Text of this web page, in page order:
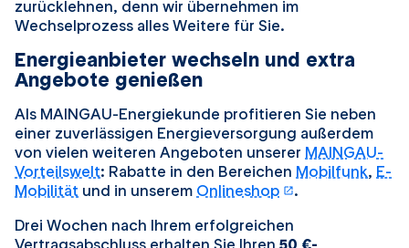
zurücklehnen, denn wir übernehmen im
Wechselprozess alles Weitere für Sie.
Energieanbieter wechseln und extra
Angebote genießen
Als MAINGAU-Energiekunde profitieren Sie neben
einer zuverlässigen Energieversorgung außerdem
von vielen weiteren Angeboten unserer MAINGAU-
Vorteilswelt: Rabatte in den Bereichen Mobilfunk, E-
Mobilität und in unserem Onlineshop öffnet in einem
.
Drei Wochen nach Ihrem erfolgreichen
Vertragsabschluss erhalten Sie Ihren 50 €-